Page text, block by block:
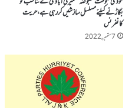
بگاڑنے کیلئے مسلسل سازشیں کررہی ہے،حریت
کانفرنس
7 ستمبر, 2022